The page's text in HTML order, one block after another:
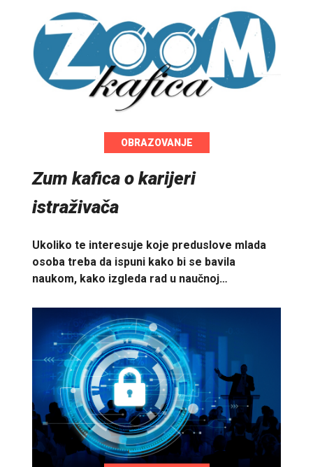
OBRAZOVANJE
Zum kafica o karijeri
istraživača
Ukoliko te interesuje koje preduslove mlada
osoba treba da ispuni kako bi se bavila
naukom, kako izgleda rad u naučnoj…